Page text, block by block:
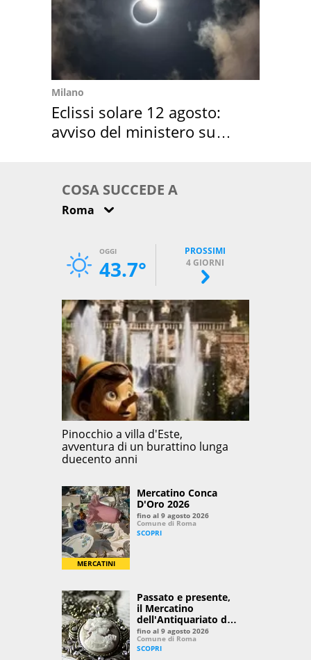
Milano
Eclissi solare 12 agosto:
avviso del ministero su